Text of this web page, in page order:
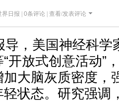
日报 | 0条评论 | 查看/发表评论
导，美国神经科学
开放式创意活动”
大脑灰质密度，
状态。研究强调